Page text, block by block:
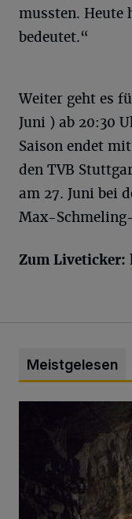
mussten. Heute
bedeutet.“
Weiter geht es
Juni ) ab 20:30
Saison endet
den TVB
am 27. Juni bei
Max-
Zum Liveticker:
Meistgelesen